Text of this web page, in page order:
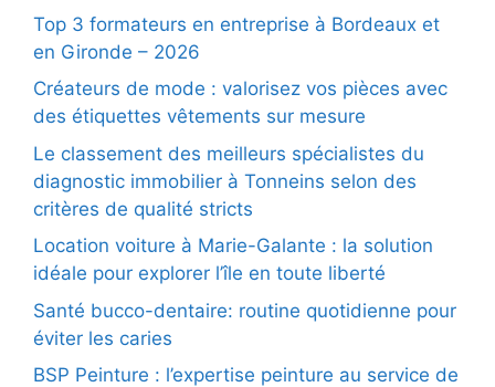
Top 3 formateurs en entreprise à Bordeaux et
en Gironde – 2026
Créateurs de mode : valorisez vos pièces avec
des étiquettes vêtements sur mesure
Le classement des meilleurs spécialistes du
diagnostic immobilier à Tonneins selon des
critères de qualité stricts
Location voiture à Marie-Galante : la solution
idéale pour explorer l’île en toute liberté
Santé bucco-dentaire: routine quotidienne pour
éviter les caries
BSP Peinture : l’expertise peinture au service de